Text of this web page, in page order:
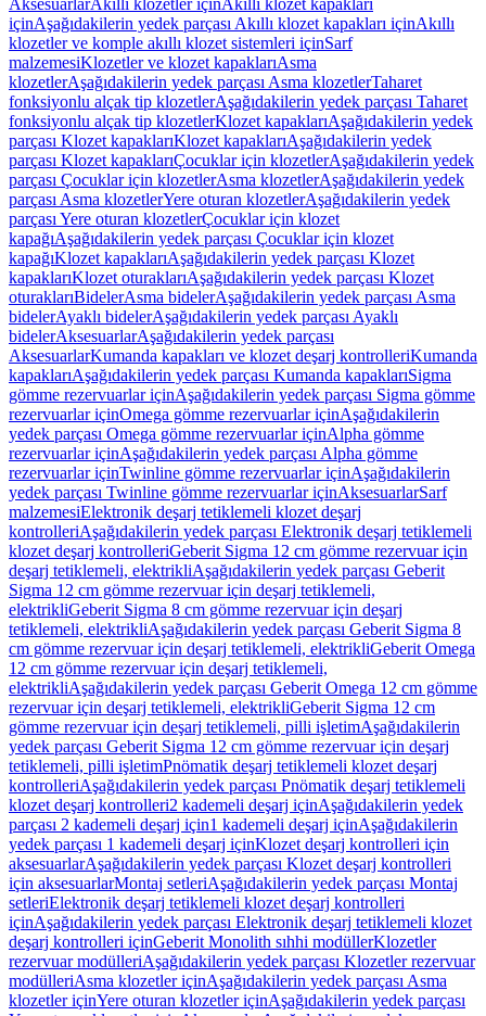
AksesuarlarAkıllı klozetler içinAkıllı klozet kapakları
içinAşağıdakilerin yedek parçası Akıllı klozet kapakları içinAkıllı
klozetler ve komple akıllı klozet sistemleri içinSarf
malzemesiKlozetler ve klozet kapaklarıAsma
klozetlerAşağıdakilerin yedek parçası Asma klozetlerTaharet
fonksiyonlu alçak tip klozetlerAşağıdakilerin yedek parçası Taharet
fonksiyonlu alçak tip klozetlerKlozet kapaklarıAşağıdakilerin yedek
parçası Klozet kapaklarıKlozet kapaklarıAşağıdakilerin yedek
parçası Klozet kapaklarıÇocuklar için klozetlerAşağıdakilerin yedek
parçası Çocuklar için klozetlerAsma klozetlerAşağıdakilerin yedek
parçası Asma klozetlerYere oturan klozetlerAşağıdakilerin yedek
parçası Yere oturan klozetlerÇocuklar için klozet
kapağıAşağıdakilerin yedek parçası Çocuklar için klozet
kapağıKlozet kapaklarıAşağıdakilerin yedek parçası Klozet
kapaklarıKlozet oturaklarıAşağıdakilerin yedek parçası Klozet
oturaklarıBidelerAsma bidelerAşağıdakilerin yedek parçası Asma
bidelerAyaklı bidelerAşağıdakilerin yedek parçası Ayaklı
bidelerAksesuarlarAşağıdakilerin yedek parçası
AksesuarlarKumanda kapakları ve klozet deşarj kontrolleriKumanda
kapaklarıAşağıdakilerin yedek parçası Kumanda kapaklarıSigma
gömme rezervuarlar içinAşağıdakilerin yedek parçası Sigma gömme
rezervuarlar içinOmega gömme rezervuarlar içinAşağıdakilerin
yedek parçası Omega gömme rezervuarlar içinAlpha gömme
rezervuarlar içinAşağıdakilerin yedek parçası Alpha gömme
rezervuarlar içinTwinline gömme rezervuarlar içinAşağıdakilerin
yedek parçası Twinline gömme rezervuarlar içinAksesuarlarSarf
malzemesiElektronik deşarj tetiklemeli klozet deşarj
kontrolleriAşağıdakilerin yedek parçası Elektronik deşarj tetiklemeli
klozet deşarj kontrolleriGeberit Sigma 12 cm gömme rezervuar için
deşarj tetiklemeli, elektrikliAşağıdakilerin yedek parçası Geberit
Sigma 12 cm gömme rezervuar için deşarj tetiklemeli,
elektrikliGeberit Sigma 8 cm gömme rezervuar için deşarj
tetiklemeli, elektrikliAşağıdakilerin yedek parçası Geberit Sigma 8
cm gömme rezervuar için deşarj tetiklemeli, elektrikliGeberit Omega
12 cm gömme rezervuar için deşarj tetiklemeli,
elektrikliAşağıdakilerin yedek parçası Geberit Omega 12 cm gömme
rezervuar için deşarj tetiklemeli, elektrikliGeberit Sigma 12 cm
gömme rezervuar için deşarj tetiklemeli, pilli işletimAşağıdakilerin
yedek parçası Geberit Sigma 12 cm gömme rezervuar için deşarj
tetiklemeli, pilli işletimPnömatik deşarj tetiklemeli klozet deşarj
kontrolleriAşağıdakilerin yedek parçası Pnömatik deşarj tetiklemeli
klozet deşarj kontrolleri2 kademeli deşarj içinAşağıdakilerin yedek
parçası 2 kademeli deşarj için1 kademeli deşarj içinAşağıdakilerin
yedek parçası 1 kademeli deşarj içinKlozet deşarj kontrolleri için
aksesuarlarAşağıdakilerin yedek parçası Klozet deşarj kontrolleri
için aksesuarlarMontaj setleriAşağıdakilerin yedek parçası Montaj
setleriElektronik deşarj tetiklemeli klozet deşarj kontrolleri
içinAşağıdakilerin yedek parçası Elektronik deşarj tetiklemeli klozet
deşarj kontrolleri içinGeberit Monolith sıhhi modüllerKlozetler
rezervuar modülleriAşağıdakilerin yedek parçası Klozetler rezervuar
modülleriAsma klozetler içinAşağıdakilerin yedek parçası Asma
klozetler içinYere oturan klozetler içinAşağıdakilerin yedek parçası